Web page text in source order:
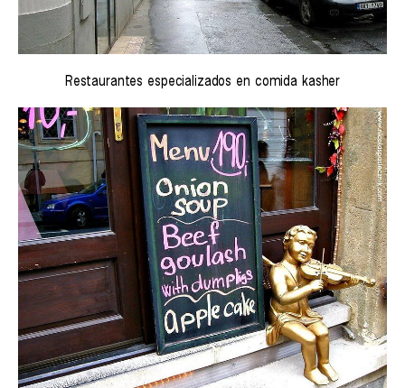
Restaurantes especializados en comida kasher